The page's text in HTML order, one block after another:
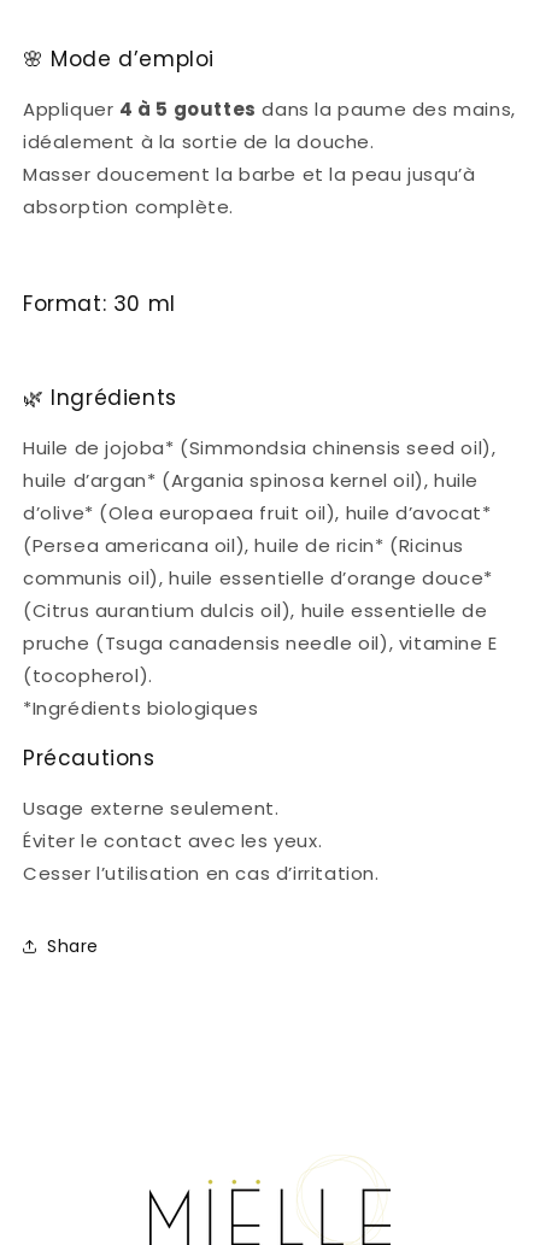
🌸 Mode d’emploi
Appliquer 4 à 5 gouttes dans la paume des mains,
idéalement à la sortie de la douche.
Masser doucement la barbe et la peau jusqu’à
absorption complète.
Format: 30 ml
🌿 Ingrédients
Huile de jojoba* (Simmondsia chinensis seed oil),
huile d’argan* (Argania spinosa kernel oil), huile
d’olive* (Olea europaea fruit oil), huile d’avocat*
(Persea americana oil), huile de ricin* (Ricinus
communis oil), huile essentielle d’orange douce*
(Citrus aurantium dulcis oil), huile essentielle de
pruche (Tsuga canadensis needle oil), vitamine E
(tocopherol).
*Ingrédients biologiques
Précautions
Usage externe seulement.
Éviter le contact avec les yeux.
Cesser l’utilisation en cas d’irritation.
Share